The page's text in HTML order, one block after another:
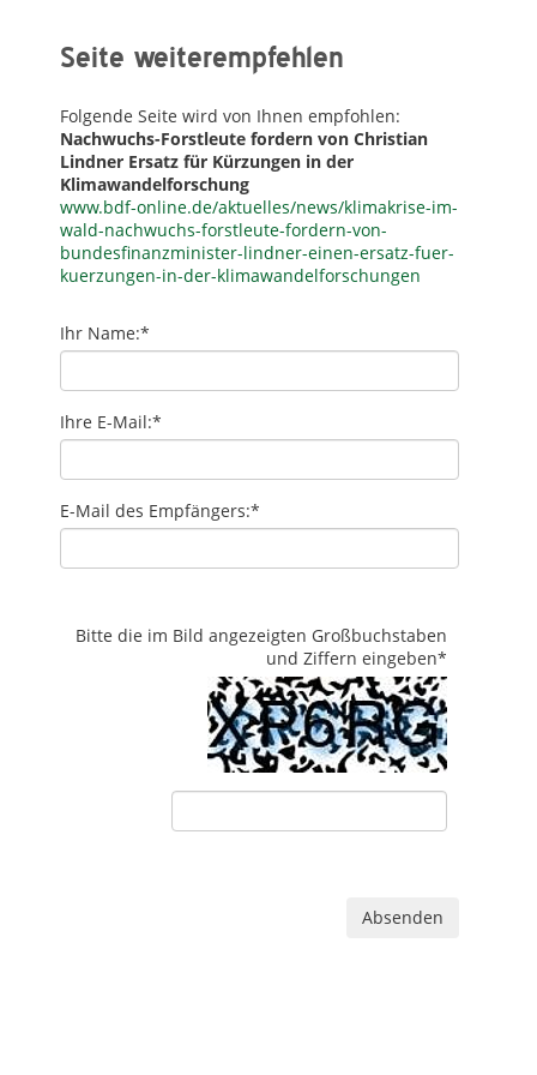
Seite weiterempfehlen
Folgende Seite wird von Ihnen empfohlen:
Nachwuchs-Forstleute fordern von Christian
Lindner Ersatz für Kürzungen in der
Klimawandelforschung
www.bdf-online.de/aktuelles/news/klimakrise-im-
wald-nachwuchs-forstleute-fordern-von-
bundesfinanzminister-lindner-einen-ersatz-fuer-
kuerzungen-in-der-klimawandelforschungen
Ihr Name:*
Ihre E-Mail:*
E-Mail des Empfängers:*
Bitte die im Bild angezeigten Großbuchstaben
und Ziffern eingeben*
Absenden